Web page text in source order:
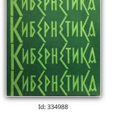
Id: 334988